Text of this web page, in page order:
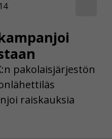
pakolaisjärjestön
raiskauksia